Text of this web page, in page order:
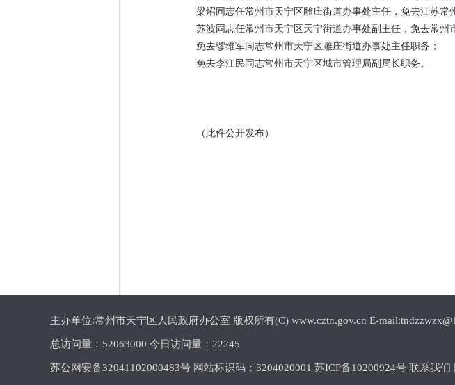
梁炤同志任常州市天宁区雕庄街道办事处主任，免去江苏常
苏波同志任常州市天宁区天宁街道办事处副主任，免去常州
免去缪维军同志常州市天宁区雕庄街道办事处主任职务；
免去李江民同志常州市天宁区城市管理局副局长职务。
（此件公开发布）
主办单位:常州市天宁区人民政府办公室 版权所有(C) www.cztn.gov.cn E-
总访问量： 52063000 今日访问量： 22245
苏公网安备32041102000483号 网站标识码：3204020001 苏ICP备10200924号 联系我们